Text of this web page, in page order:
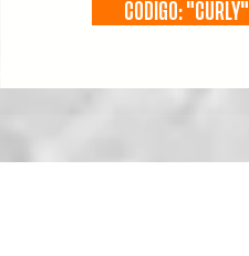
CÓDIGO: "CURLY"